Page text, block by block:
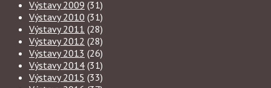
Výstavy 2009 (31)
Výstavy 2010 (31)
Výstavy 2011 (28)
Výstavy 2012 (28)
Výstavy 2013 (26)
Výstavy 2014 (31)
Výstavy 2015 (33)